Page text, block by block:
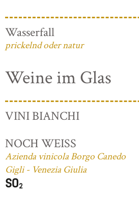
Wasserfall
prickelnd oder natur
Weine im Glas
VINI BIANCHI
NOCH WEISS
Azienda vinicola Borgo Canedo
Gigli - Venezia Giulia